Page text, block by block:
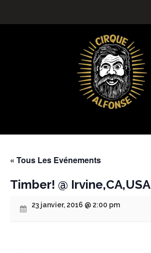
« Tous Les Evénements
Timber! @ Irvine,CA,USA
23 janvier, 2016 @ 2:00 pm